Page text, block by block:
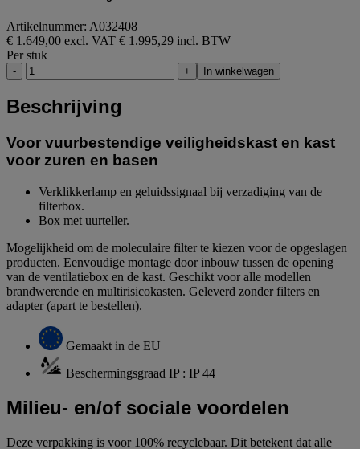
Artikelnummer: A032408
€ 1.649,00 excl. VAT € 1.995,29 incl. BTW
Per stuk
- + In winkelwagen
Beschrijving
Voor vuurbestendige veiligheidskast en kast
voor zuren en basen
Verklikkerlamp en geluidssignaal bij verzadiging van de
filterbox.
Box met uurteller.
Mogelijkheid om de moleculaire filter te kiezen voor de opgeslagen
producten. Eenvoudige montage door inbouw tussen de opening
van de ventilatiebox en de kast. Geschikt voor alle modellen
brandwerende en multirisicokasten. Geleverd zonder filters en
adapter (apart te bestellen).
Gemaakt in de EU
Beschermingsgraad IP : IP 44
Milieu- en/of sociale voordelen
Deze verpakking is voor 100% recyclebaar. Dit betekent dat alle